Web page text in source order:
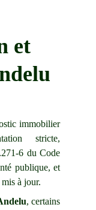
et
immobilier
stricte,
6 du Code
publique, et
à jour.
, certains